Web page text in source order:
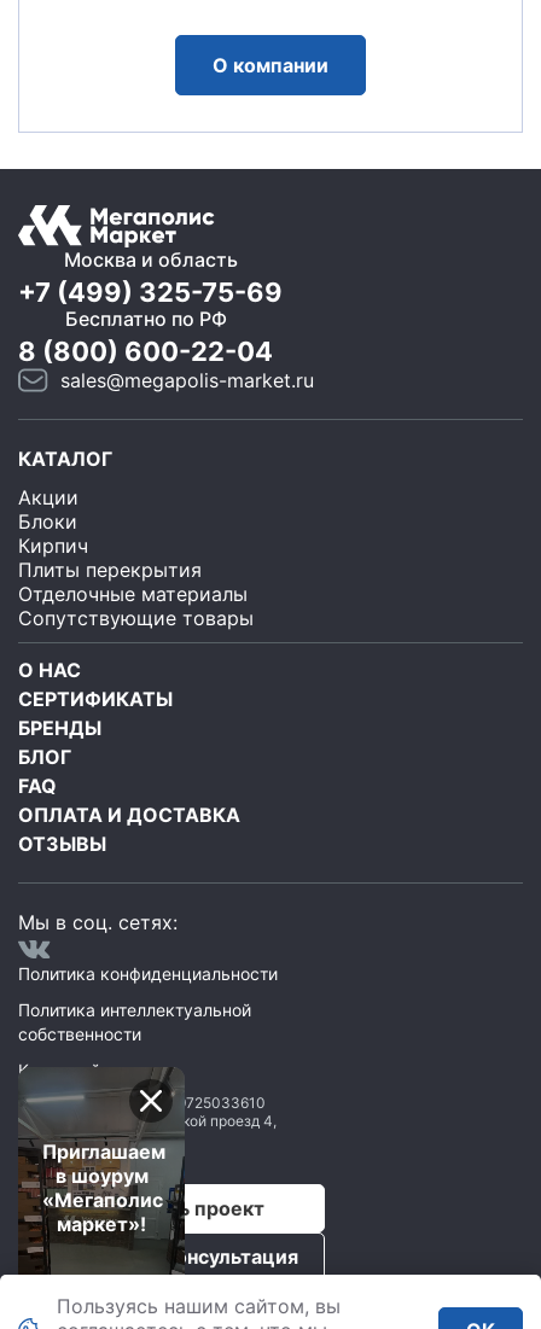
Пользуясь нашим сайтом, вы
О компании
Москва и область
+7 (499) 325-75-69
Бесплатно по РФ
8 (800) 600-22-04
sales@megapolis-market.ru
КАТАЛОГ
Акции
Блоки
Кирпич
Плиты перекрытия
Отделочные материалы
Сопутствующие товары
О НАС
СЕРТИФИКАТЫ
БРЕНДЫ
БЛОГ
FAQ
ОПЛАТА И ДОСТАВКА
ОТЗЫВЫ
Мы в соц. сетях:
Политика конфиденциальности
Политика интеллектуальной
собственности
Карта сайта
ООО Мегаполис ИНН: 9725033610
119071
2 Донской проезд 4,
строение 1, пом. 435
Рассчитать проект
Бесплатная консультация
Мегаполис © 2026.
Приглашаем
в шоурум
«Мегаполис
маркет»!